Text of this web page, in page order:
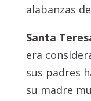
alabanzas
Santa
era
sus padres
su madre